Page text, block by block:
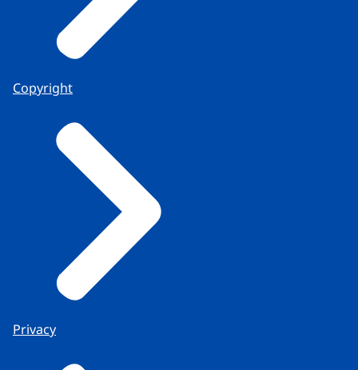
Copyright
Privacy